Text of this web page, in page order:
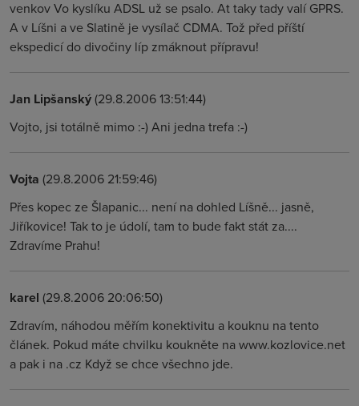
venkov Vo kyslíku ADSL už se psalo. At taky tady valí GPRS.
A v Líšni a ve Slatině je vysílač CDMA. Tož před příští
ekspedicí do divočiny líp zmáknout přípravu!
Jan Lipšanský(29.8.2006 13:51:44)
Vojto, jsi totálně mimo :-) Ani jedna trefa :-)
Vojta (29.8.2006 21:59:46)
Přes kopec ze Šlapanic... není na dohled Líšně... jasně,
Jiříkovice! Tak to je údolí, tam to bude fakt stát za....
Zdravíme Prahu!
karel (29.8.2006 20:06:50)
Zdravím, náhodou měřím konektivitu a kouknu na tento
článek. Pokud máte chvilku koukněte na www.kozlovice.net
a pak i na .cz Když se chce všechno jde.